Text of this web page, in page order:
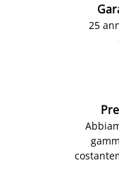
25